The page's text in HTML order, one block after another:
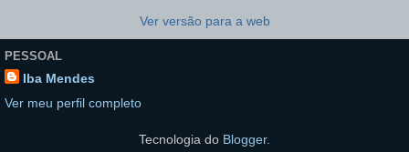
Ver versão para a web
PESSOAL
Iba Mendes
Ver meu perfil completo
Tecnologia do Blogger.